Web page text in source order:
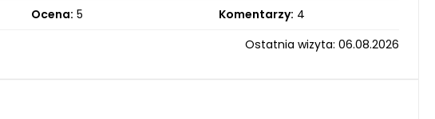
Ocena: 5 Komentarzy: 4
Ostatnia wizyta: 06.08.2026